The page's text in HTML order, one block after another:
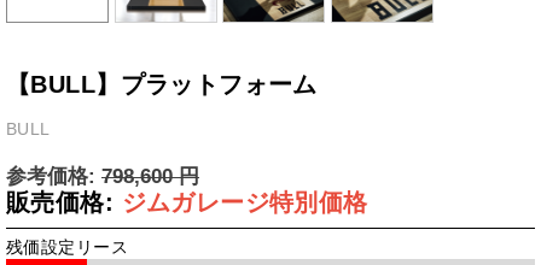
【BULL】プラットフォーム
BULL
参考価格: 798,600 円
販売価格: ジムガレージ特別価格
残価設定リース